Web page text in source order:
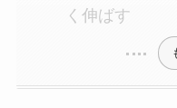
く伸ばす